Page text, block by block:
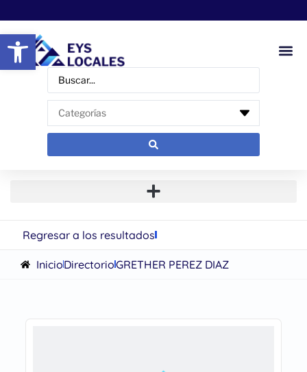
Abrir barra de herramientas
Regresar a los resultados
InicioDirectorioGRETHER PEREZ DIAZ